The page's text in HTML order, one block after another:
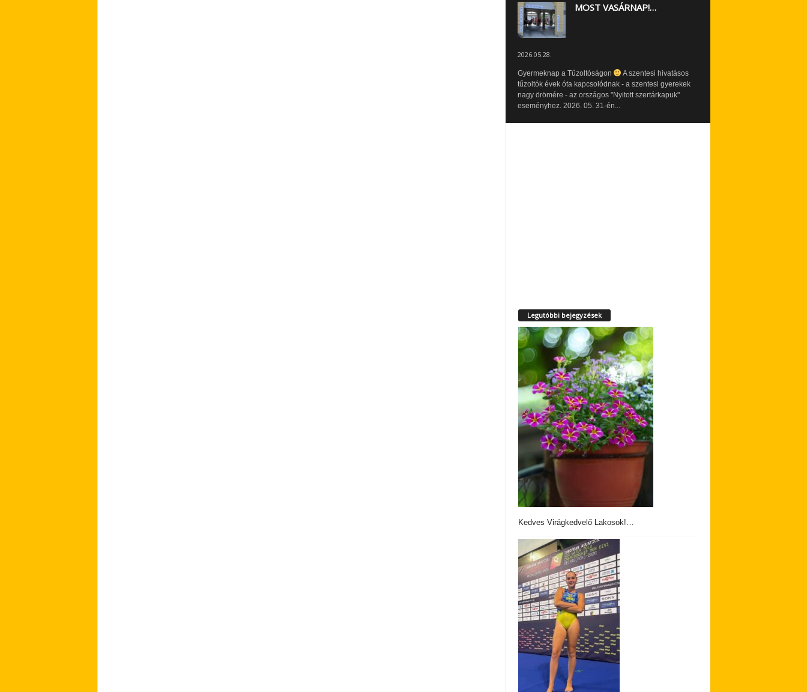
MOST VASÁRNAP!…
2026.05.28.
Gyermeknap a Tűzoltóságon
A szentesi hivatásos
tűzoltók évek óta kapcsolódnak - a szentesi gyerekek
nagy örömére - az országos "Nyitott szertárkapuk"
eseményhez. 2026. 05. 31-én...
Legutóbbi bejegyzések
Kedves Virágkedvelő Lakosok!…